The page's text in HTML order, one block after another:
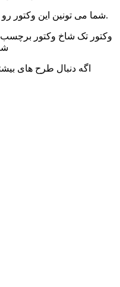
شما می تونین این وکتور رو تو نرم افزار ایلاستریتور ویرایش کنین.
وکتور تک شاخ وکتور برچسب
اگه دنبال طرح های